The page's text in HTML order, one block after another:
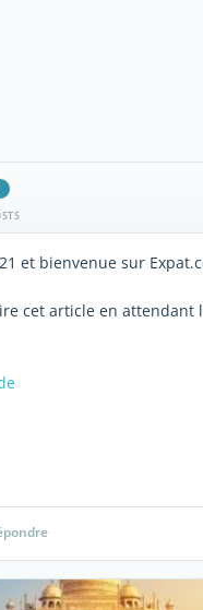
et bienvenue sur
cet article en attendant